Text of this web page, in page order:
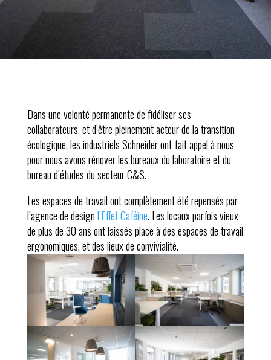
Dans une volonté permanente de fidéliser ses
collaborateurs, et d’être pleinement acteur de la transition
écologique, les industriels Schneider ont fait appel à nous
pour nous avons rénover les bureaux du laboratoire et du
bureau d’études du secteur C&S.
Les espaces de travail ont complètement été repensés par
l’agence de designl’Effet Caféine. Les locaux parfois vieux
de plus de 30 ans ont laissés place à des espaces de travail
ergonomiques, et des lieux de convivialité.